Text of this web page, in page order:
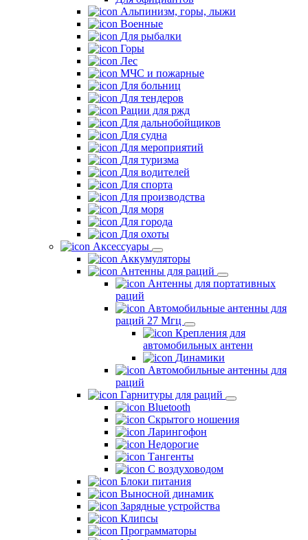
Альпинизм, горы, лыжи
Военные
Для рыбалки
Горы
Лес
МЧС и пожарные
Для больниц
Для тендеров
Рации для ржд
Для дальнобойщиков
Для судна
Для мероприятий
Для туризма
Для водителей
Для спорта
Для производства
Для моря
Для города
Для охоты
Аксессуары
Аккумуляторы
Антенны для раций
Антенны для портативных
раций
Автомобильные антенны для
раций 27 Мгц
Крепления для
автомобильных антенн
Динамики
Автомобильные антенны для
раций
Гарнитуры для раций
Bluetooth
Скрытого ношения
Ларингофон
Недорогие
Тангенты
С воздуховодом
Блоки питания
Выносной динамик
Зарядные устройства
Клипсы
Программаторы